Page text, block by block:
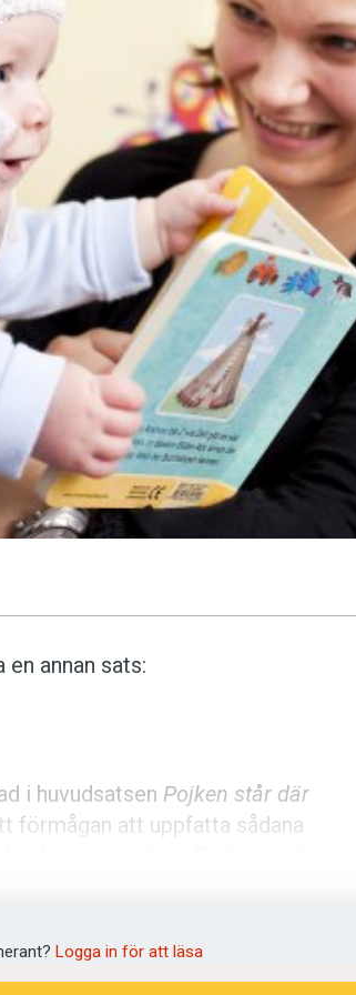
digitalt
annan sats:
i huvudsatsen Pojken står där
förmågan att uppfatta sådana
till exempel den amerikanska
något som är speciellt för just det
Logga in för att läsa